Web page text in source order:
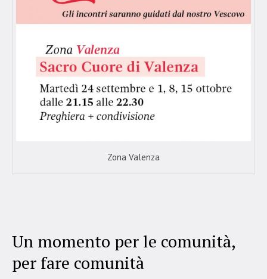
Zona Valenza
Un momento per le comunità,
per fare comunità